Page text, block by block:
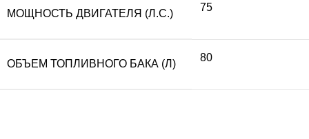
МОЩНОСТЬ ДВИГАТЕЛЯ (Л.С.)
75
ОБЪЕМ ТОПЛИВНОГО БАКА (Л)
80